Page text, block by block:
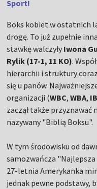
Sport!
Boks kobiet w ostatnich
drogę. To już zupełnie
stawkę walczyły Iwona
Rylik (17-1, 11 KO).
hierarchii i struktury
się u panów.
organizacji (WBC,WBA,
zaczął także przyznawać
nazywany "Biblią Boksu".
W tym środowisku od
samozwańcza
27-letnia Amerykanka
jednak pewne podstawy,